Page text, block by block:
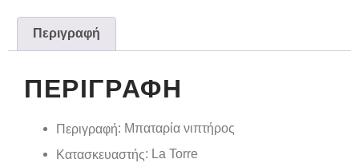
Περιγραφή
ΠΕΡΙΓΡΑΦΉ
Περιγραφή: Μπαταρία νιπτήρος
Κατασκευαστής: La Torre